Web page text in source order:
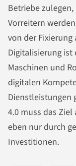
Betriebe
Vorreitern
von der
Digitalisierung
Maschinen und
digitalen
Dienstleistungen
4.0 muss das
eben nur durch
Investitionen.